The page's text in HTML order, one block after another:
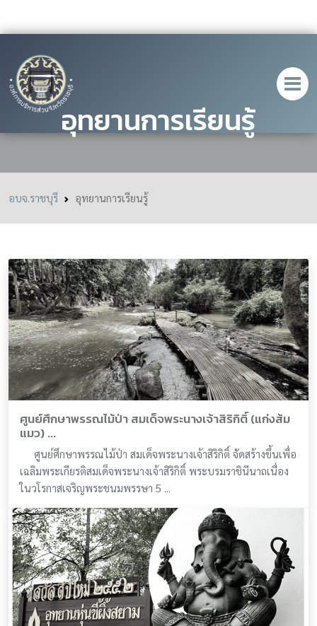
อุทยานการเรียนรู้
อบจ.ราชบุรี อุทยานการเรียนรู้
ศูนย์ศึกษาพรรณไม้ป่า สมเด็จพระนางเจ้าสิริกิติ์ (แก่งส้ม
แมว) ...
ศูนย์ศึกษาพรรณไม้ป่า สมเด็จพระนางเจ้าสิริกิติ์ จัดสร้างขึ้นเพื่อ
เฉลิมพระเกียรติสมเด็จพระนางเจ้าสิริกิติ์ พระบรมราชินีนาถเนื่อง
ในวโรกาสเจริญพระชนมพรรษา 5 ...